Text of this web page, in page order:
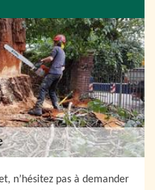
n’hésitez pas à demander